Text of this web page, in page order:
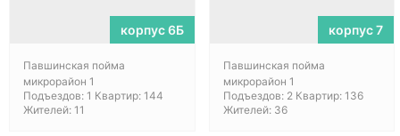
корпус 6Б
Павшинская пойма
микрорайон 1
Подъездов: 1 Квартир: 144
Жителей: 11
корпус 7
Павшинская пойма
микрорайон 1
Подъездов: 2 Квартир: 136
Жителей: 36